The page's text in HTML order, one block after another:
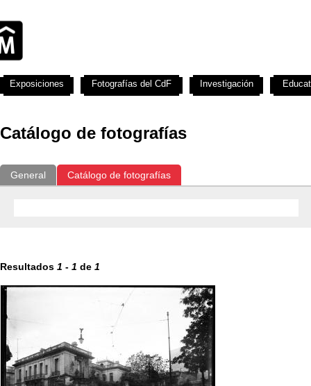
Catálogo de fotografías
General Catálogo de fotografías
Resultados 1 - 1 de 1
Exposiciones Fotografías del CdF Investigación